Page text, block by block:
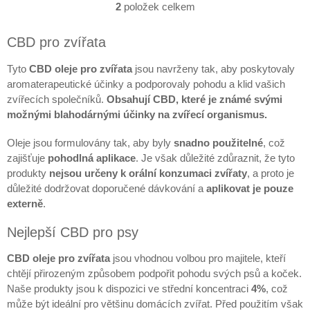
O
d
c
í
p
v
k
y
v
ý
2položek celkem
CBD pro zvířata
Tyto CBD oleje pro zvířata jsou navrženy tak, aby poskytovaly
aromaterapeutické účinky a podporovaly pohodu a klid vašich
zvířecích společníků. Obsahují CBD, které je známé svými
možnými blahodárnými účinky na zvířecí organismus.
Oleje jsou formulovány tak, aby byly snadno použitelné, což
zajišťuje pohodlná aplikace. Je však důležité zdůraznit, že tyto
produkty nejsou určeny k orální konzumaci zvířaty, a proto je
důležité dodržovat doporučené dávkování a aplikovat je pouze
externě.
Nejlepší CBD pro psy
CBD oleje pro zvířata jsou vhodnou volbou pro majitele, kteří
chtějí přirozeným způsobem podpořit pohodu svých psů a koček.
Naše produkty jsou k dispozici ve střední koncentraci 4%, což
může být ideální pro většinu domácích zvířat. Před použitím však